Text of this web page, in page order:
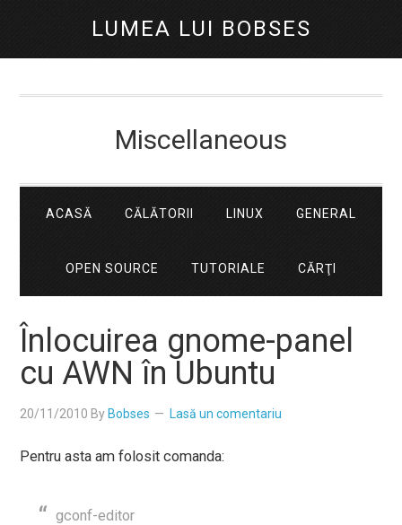
LUMEA LUI BOBSES
Miscellaneous
ACASĂ CĂLĂTORII LINUX GENERAL
OPEN SOURCE TUTORIALE CĂRŢI
Înlocuirea gnome-panel
cu AWN în Ubuntu
20/11/2010 By Bobses Lasă un comentariu
Pentru asta am folosit comanda:
gconf-editor